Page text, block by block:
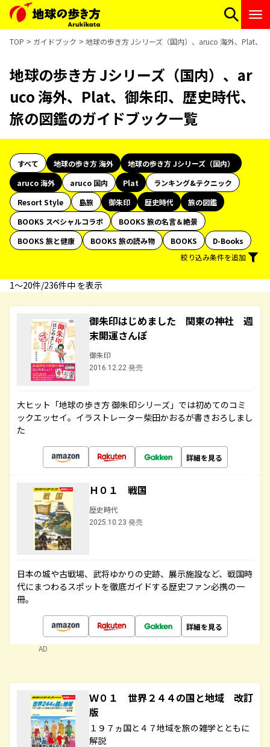
TOP ガイドブック 地球の歩き方 Jシリーズ（国内）、aruco 海外、Plat、
地球の歩き方 Jシリーズ（国内）、ar
uco 海外、Plat、御朱印、歴史時代、
旅の図鑑のガイドブック一覧
すべて 地球の歩き方 海外
地球の歩き方 Jシリーズ（国内）
aruco 海外
aruco 国内 Plat
ランキング&テクニック
Resort Style
島旅 御朱印 歴史時代
旅の図鑑
BOOKS スペシャルコラボ
BOOKS 旅の名言＆絶景
BOOKS 旅と健康
BOOKS 旅の読み物 BOOKS
D-Books
絞り込み条件を追加
1〜20件/236件中 を表示
御朱印はじめました 関東の神社 週
末開運さんぽ
御朱印
2016.12.22 発売
大ヒット「地球の歩き方 御朱印シリーズ」では初めてのコミ
ックエッセイ。イラストレーター柴田かおるが書きおろしまし
た
詳細を見る
Ｈ０１ 戦国
歴史時代
2025.10.23 発売
日本の城や古戦場、武将ゆかりの史跡、展示施設など、戦国時
代にまつわるスポットを徹底ガイドする歴史ファン必携の一
冊。
詳細を見る
AD
Ｗ０１ 世界２４４の国と地域 改訂
版
１９７ヵ国と４７地域を旅の雑学とともに
解説